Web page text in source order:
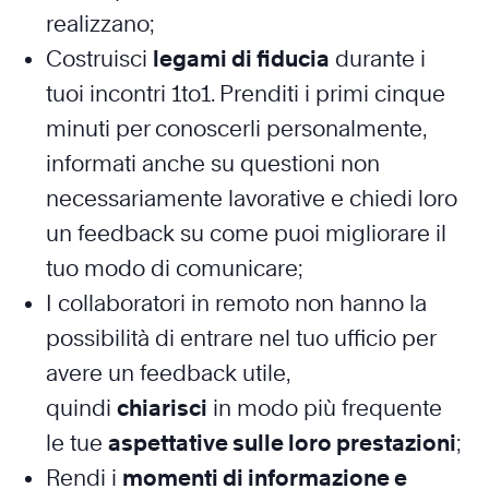
realizzano;
Costruisci legami di fiducia durante i
tuoi incontri 1to1. Prenditi i primi cinque
minuti per conoscerli personalmente,
informati anche su questioni non
necessariamente lavorative e chiedi loro
un feedback su come puoi migliorare il
tuo modo di comunicare;
I collaboratori in remoto non hanno la
possibilità di entrare nel tuo ufficio per
avere un feedback utile,
quindi chiarisci in modo più frequente
le tue aspettative sulle loro prestazioni;
Rendi i momenti di informazione e